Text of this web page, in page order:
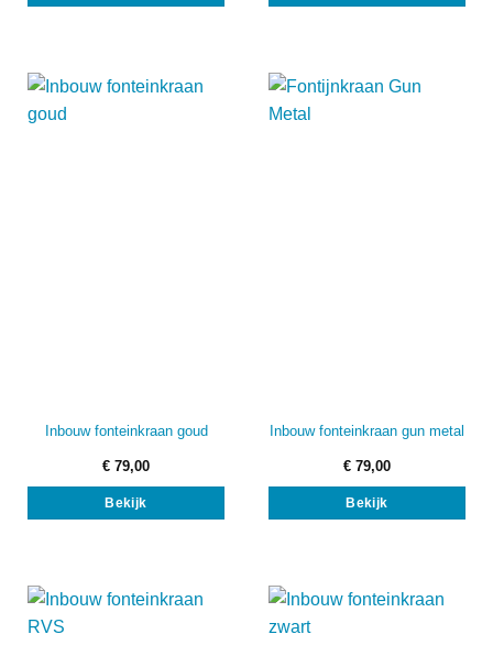
Inbouw fonteinkraan goud
€ 79,00
Bekijk
Inbouw fonteinkraan gun metal
€ 79,00
Bekijk